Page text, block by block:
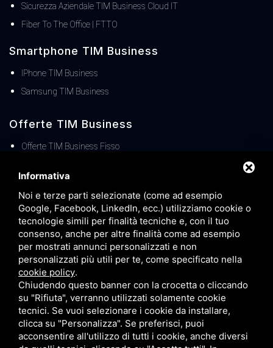
Sicurezza Aziendale TIM Business Cloud IT
Fiber To The Office | FTTO
Smartphone TIM Business
IPhone TIM Business
Samsung TIM Business
Offerte TIM Business
Offerte TIM Business Fisso
TIM Business Centralino Cloud
Offerte TIM Unica Business
Servizio Denat TIM Business
TIM BUSINESS 5G
TIM Business Servizi IT
Offerte TIM Business Voucher FIBRA
Offerta TIM Energia
Informativa
Noi e terze parti selezionate (come ad esempio
Google, Facebook, LinkedIn, ecc.) utilizziamo cookie o
tecnologie simili per finalità tecniche e, con il tuo
consenso, anche per altre finalità come ad esempio
per mostrati annunci personalizzati e non
personalizzati più utili per te, come specificato nella
cookie policy.
Chiudendo questo banner con la crocetta o cliccando
su "Rifiuta", verranno utilizzati solamente cookie
tecnici. Se vuoi selezionare i cookie da installare,
clicca su "Personalizza". Se preferisci, puoi
acconsentire all'utilizzo di tutti i cookie, anche diversi